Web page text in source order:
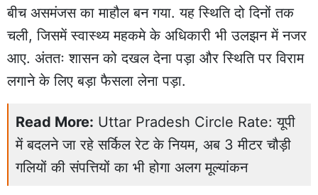
बीच असमंजस का माहौल बन गया. यह स्थिति दो दिनों तक
चली, जिसमें स्वास्थ्य महकमे के अधिकारी भी उलझन में नजर
आए. अंततः शासन को दखल देना पड़ा और स्थिति पर विराम
लगाने के लिए बड़ा फैसला लेना पड़ा.
Read More: Uttar Pradesh Circle Rate: यूपी
में बदलने जा रहे सर्किल रेट के नियम, अब 3 मीटर चौड़ी
गलियों की संपत्तियों का भी होगा अलग मूल्यांकन